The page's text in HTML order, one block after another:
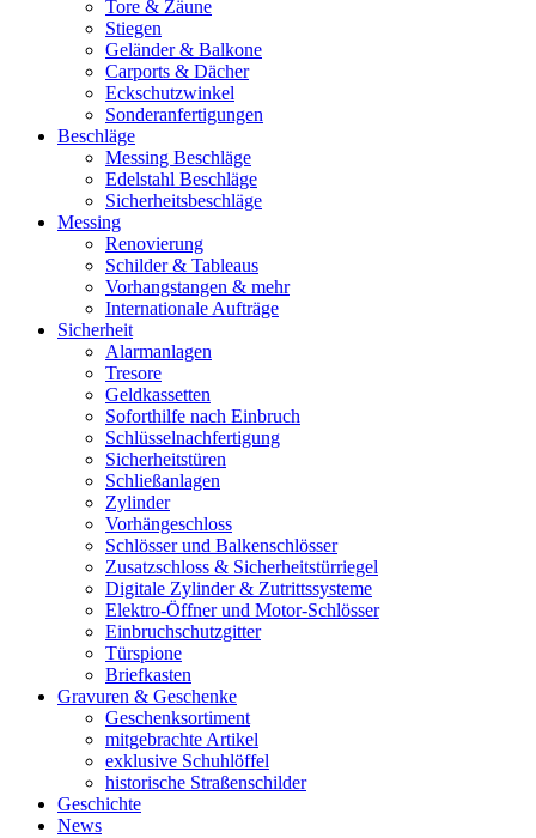
Tore & Zäune
Stiegen
Geländer & Balkone
Carports & Dächer
Eckschutzwinkel
Sonderanfertigungen
Beschläge
Messing Beschläge
Edelstahl Beschläge
Sicherheitsbeschläge
Messing
Renovierung
Schilder & Tableaus
Vorhangstangen & mehr
Internationale Aufträge
Sicherheit
Alarmanlagen
Tresore
Geldkassetten
Soforthilfe nach Einbruch
Schlüsselnachfertigung
Sicherheitstüren
Schließanlagen
Zylinder
Vorhängeschloss
Schlösser und Balkenschlösser
Zusatzschloss & Sicherheitstürriegel
Digitale Zylinder & Zutrittssysteme
Elektro-Öffner und Motor-Schlösser
Einbruchschutzgitter
Türspione
Briefkasten
Gravuren & Geschenke
Geschenksortiment
mitgebrachte Artikel
exklusive Schuhlöffel
historische Straßenschilder
Geschichte
News